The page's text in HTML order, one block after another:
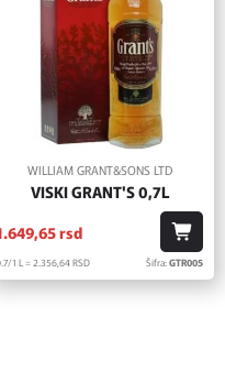
WILLIAM GRANT&SONS LTD
VISKI GRANT'S 0,7L
65rsd
1 L = 2.356,64RSD Šifra:GTR005